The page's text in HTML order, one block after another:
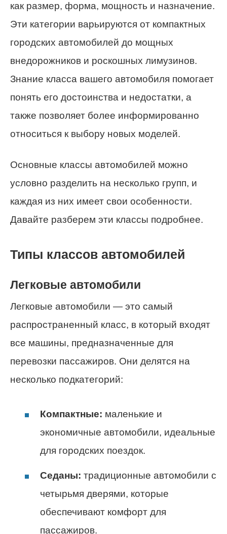
как размер, форма, мощность и назначение.
Эти категории варьируются от компактных
городских автомобилей до мощных
внедорожников и роскошных лимузинов.
Знание класса вашего автомобиля помогает
понять его достоинства и недостатки, а
также позволяет более информированно
относиться к выбору новых моделей.
Основные классы автомобилей можно
условно разделить на несколько групп, и
каждая из них имеет свои особенности.
Давайте разберем эти классы подробнее.
Типы классов автомобилей
Легковые автомобили
Легковые автомобили — это самый
распространенный класс, в который входят
все машины, предназначенные для
перевозки пассажиров. Они делятся на
несколько подкатегорий:
Компактные: маленькие и
экономичные автомобили, идеальные
для городских поездок.
Седаны: традиционные автомобили с
четырьмя дверями, которые
обеспечивают комфорт для
пассажиров.